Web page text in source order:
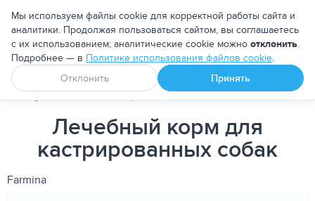
Москва
Апоквел Ветмедин От блох и клещей
PetDog Собакам Корма для собак Лечебно-
Лечебный корм для
кастрированных собак
Farmina
Мы используем файлы cookie для корректной работы сайта и
аналитики. Продолжая пользоваться сайтом, вы соглашаетесь
с их использованием; аналитические cookie можно отклонить.
Подробнее — в Политике использования файлов cookie.
Отклонить
Принять